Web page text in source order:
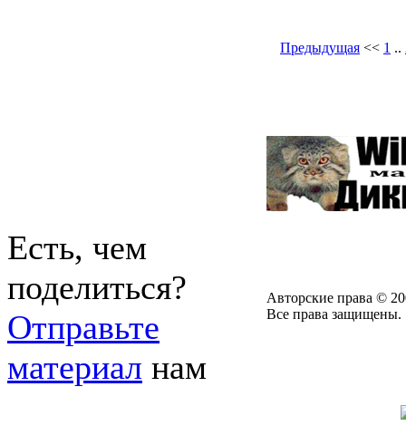
Предыдущая << 1 ..
Есть, чем
поделиться?
Отправьте
материал нам
Авторские права ©
Все права защищены.